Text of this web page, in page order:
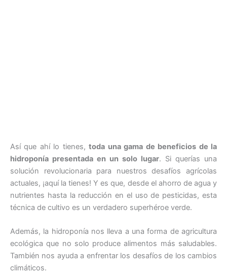
Así que ahí lo tienes,toda una gama de beneficios de la
hidroponía presentada en un solo lugar. Si querías una
solución revolucionaria para nuestros desafíos agrícolas
actuales, ¡aquí la tienes! Y es que, desde el ahorro de agua y
nutrientes hasta la reducción en el uso de pesticidas, esta
técnica de cultivo es un verdadero superhéroe verde.
Además, la hidroponía nos lleva a una forma de agricultura
ecológica que no solo produce alimentos más saludables.
También nos ayuda a enfrentar los desafíos de los cambios
climáticos.